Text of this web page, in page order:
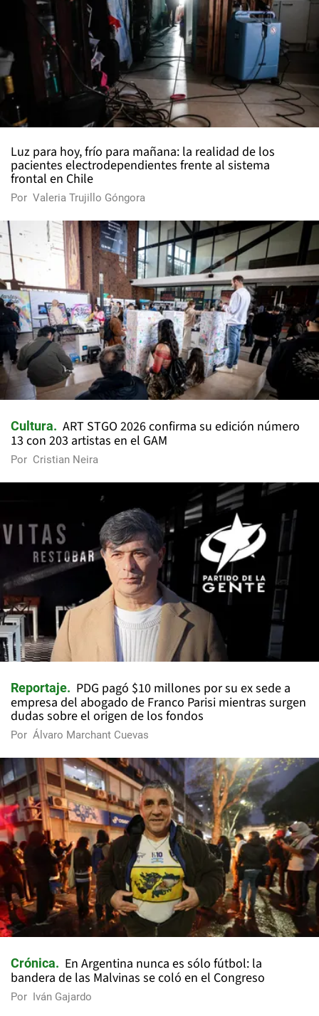
Luz para hoy, frío para mañana: la realidad de los
pacientes electrodependientes frente al sistema
frontal en Chile
Por Valeria Trujillo Góngora
Cultura
ART STGO 2026 confirma su edición número
13 con 203 artistas en el GAM
Por Cristian Neira
Reportaje
PDG pagó $10 millones por su ex sede a
empresa del abogado de Franco Parisi mientras surgen
dudas sobre el origen de los fondos
Por Álvaro Marchant Cuevas
Crónica
En Argentina nunca es sólo fútbol: la
bandera de las Malvinas se coló en el Congreso
Por Iván Gajardo